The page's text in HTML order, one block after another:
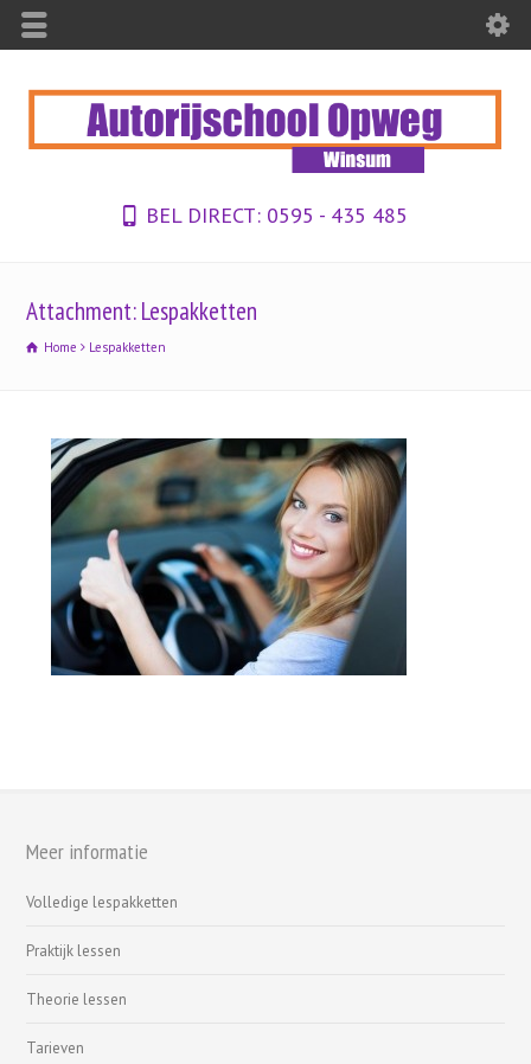
BEL DIRECT:0595 - 435 485
Attachment: Lespakketten
Home Lespakketten
Meer informatie
Volledige lespakketten
Praktijk lessen
Theorie lessen
Tarieven